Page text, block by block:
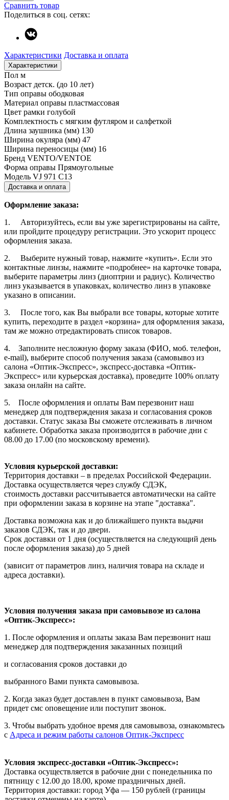
Сравнить товар
Поделиться в соц. сетях:
Характеристики Доставка и оплата
Характеристики
Пол м
Возраст детск. (до 10 лет)
Тип оправы ободковая
Материал оправы пластмассовая
Цвет рамки голубой
Комплектность с мягким футляром и салфеткой
Длина заушника (мм) 130
Ширина окуляра (мм) 47
Ширина переносицы (мм) 16
Бренд VENTO/VENTOE
Форма оправы Прямоугольные
Модель VJ 971 C13
Доставка и оплата
Оформление заказа:
1. Авторизуйтесь, если вы уже зарегистрированы на сайте,
или пройдите процедуру регистрации. Это ускорит процесс
оформления заказа.
2. Выберите нужный товар, нажмите «купить». Если это
контактные линзы, нажмите «подробнее» на карточке товара,
выберите параметры линз (диоптрии и радиус). Количество
линз указывается в упаковках, количество линз в упаковке
указано в описании.
3. После того, как Вы выбрали все товары, которые хотите
купить, переходите в раздел «корзина» для оформления заказа,
там же можно отредактировать список товаров.
4. Заполните несложную форму заказа (ФИО, моб. телефон,
e-mail), выберите способ получения заказа (самовывоз из
салона «Оптик-Экспресс», экспресс-доставка «Оптик-
Экспресс» или курьерская доставка), проведите 100% оплату
заказа онлайн на сайте.
5. После оформления и оплаты Вам перезвонит наш
менеджер для подтверждения заказа и согласования сроков
доставки. Статус заказа Вы сможете отслеживать в личном
кабинете. Обработка заказа производится в рабочие дни с
08.00 до 17.00 (по московскому времени).
Условия курьерской доставки:
Территория доставки – в пределах Российской Федерации.
Доставка осуществляется через службу СДЭК,
стоимость доставки рассчитывается автоматически на сайте
при оформлении заказа в корзине на этапе "доставка".
Доставка возможна как и до ближайшего пункта выдачи
заказов СДЭК, так и до двери.
Срок доставки от 1 дня (осуществляется на следующий день
после оформления заказа) до 5 дней
(зависит от параметров линз, наличия товара на складе и
адреса доставки).
Условия получения заказа при самовывозе из салона
«Оптик-Экспресс»:
1. После оформления и оплаты заказа Вам перезвонит наш
менеджер для подтверждения заказанных позиций
и согласования сроков доставки до
выбранного Вами пункта самовывоза.
2. Когда заказ будет доставлен в пункт самовывоза, Вам
придет смс оповещение или поступит звонок.
3. Чтобы выбрать удобное время для самовывоза, ознакомьтесь
с Адреса и режим работы салонов Оптик-Экспресс
Условия экспресс-доставки «Оптик-Экспресс»:
Доставка осуществляется в рабочие дни с понедельника по
пятницу с 12.00 до 18.00, кроме праздничных дней.
Территория доставки: город Уфа — 150 рублей (границы